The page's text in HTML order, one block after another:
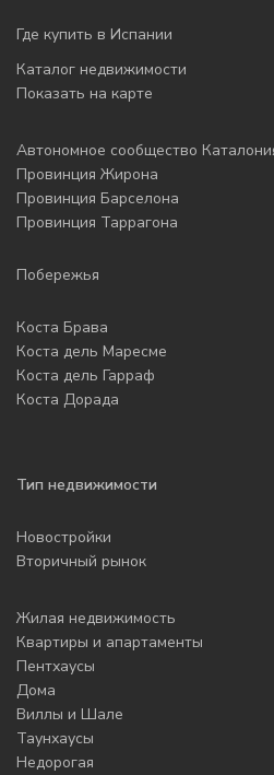
Где купить в Испании
Каталог недвижимости
Показать на карте
Автономное сообщество
Провинция Жирона
Провинция Барселона
Провинция Таррагона
Побережья
Коста Брава
Коста дель Маресме
Коста дель Гарраф
Коста Дорада
Тип недвижимости
Новостройки
Вторичный рынок
Жилая недвижимость
Квартиры и апартаменты
Пентхаусы
Дома
Виллы и Шале
Таунхаусы
Недорогая